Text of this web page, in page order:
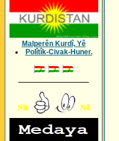
Malperên Kurdî, Yê
Polîtîk-Civak-Huner.